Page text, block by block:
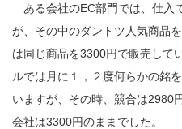
ある会社のEC部門では、仕入
が、その中のダントツ人気商品
は同じ商品を3300円で販売して
ルでは月に１，２度何らかの銘
いますが、その時、競合は2980
会社は3300円のままでした。